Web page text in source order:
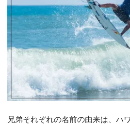
兄弟それぞれの名前の由来は、ハ